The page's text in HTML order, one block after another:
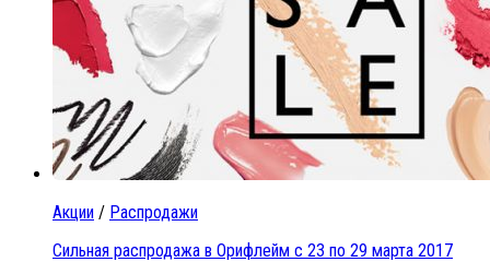
Акции / Распродажи
Сильная распродажа в Орифлейм с 23 по 29 марта 2017